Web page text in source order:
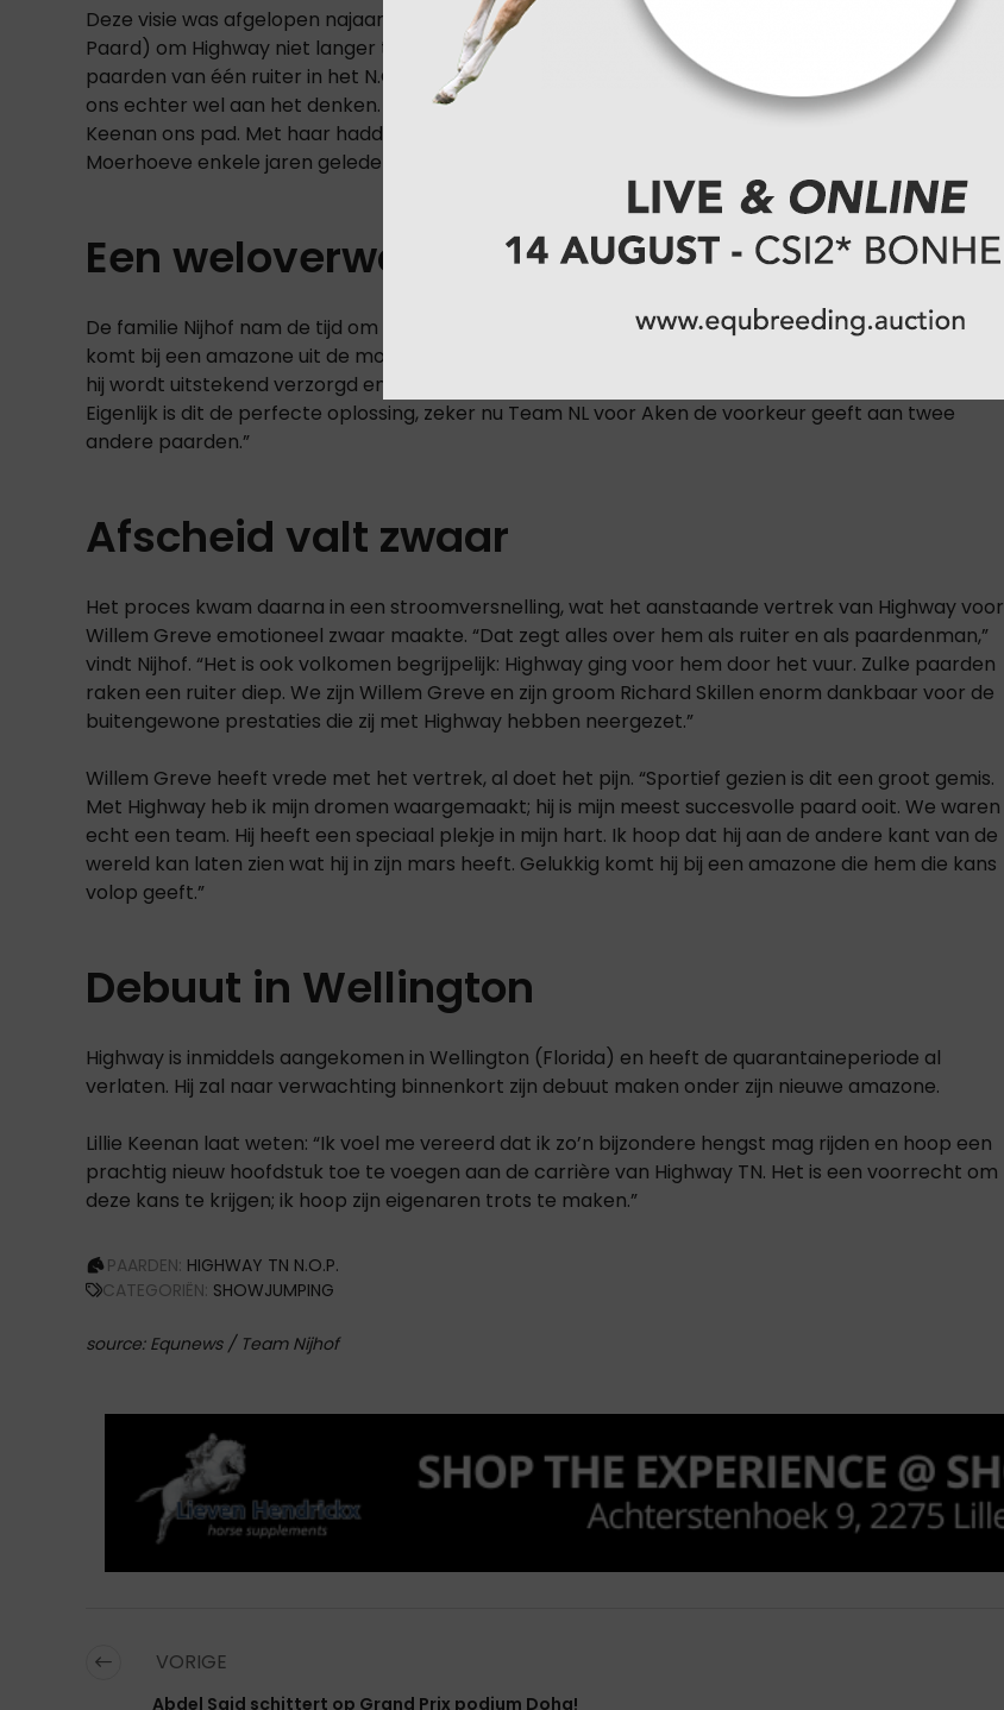
Deze visie was afgelopen najaar ook de reden voor de Stichting N.O.P. (Nederlands Olympiade
Paard) om Highway niet langer te ondersteunen en zijn plek af te staan aan Pretty Woman. “Drie
paarden van één ruiter in het N.O.P.-traject is te veel, dat snappen we,” legt Nijhof uit. “Het zette
ons echter wel aan het denken. Precies op dat moment kruiste de Amerikaanse topamazone Lillie
Keenan ons pad. Met haar hadden we al een uitstekende band sinds de verkoop van Opium JW vd
Moerhoeve enkele jaren geleden.”
Een weloverwogen besluit
De familie Nijhof nam de tijd om de lease-optie te overwegen, maar ging uiteindelijk akkoord. “Hij
komt bij een amazone uit de mondiale top 30 terecht. Hij hoeft daar niet het eerste paard te zijn,
hij wordt uitstekend verzorgd en kan na de leaseperiode snel weer terugkeren voor de fokkerij.
Eigenlijk is dit de perfecte oplossing, zeker nu Team NL voor Aken de voorkeur geeft aan twee
andere paarden.”
Afscheid valt zwaar
Het proces kwam daarna in een stroomversnelling, wat het aanstaande vertrek van Highway voor
Willem Greve emotioneel zwaar maakte. “Dat zegt alles over hem als ruiter en als paardenman,”
vindt Nijhof. “Het is ook volkomen begrijpelijk: Highway ging voor hem door het vuur. Zulke paarden
raken een ruiter diep. We zijn Willem Greve en zijn groom Richard Skillen enorm dankbaar voor de
buitengewone prestaties die zij met Highway hebben neergezet.”
Willem Greve heeft vrede met het vertrek, al doet het pijn. “Sportief gezien is dit een groot gemis.
Met Highway heb ik mijn dromen waargemaakt; hij is mijn meest succesvolle paard ooit. We waren
echt een team. Hij heeft een speciaal plekje in mijn hart. Ik hoop dat hij aan de andere kant van de
wereld kan laten zien wat hij in zijn mars heeft. Gelukkig komt hij bij een amazone die hem die kans
volop geeft.”
Debuut in Wellington
Highway is inmiddels aangekomen in Wellington (Florida) en heeft de quarantaineperiode al
verlaten. Hij zal naar verwachting binnenkort zijn debuut maken onder zijn nieuwe amazone.
Lillie Keenan laat weten: “Ik voel me vereerd dat ik zo’n bijzondere hengst mag rijden en hoop een
prachtig nieuw hoofdstuk toe te voegen aan de carrière van Highway TN. Het is een voorrecht om
deze kans te krijgen; ik hoop zijn eigenaren trots te maken.”
PAARDEN: HIGHWAY TN N.O.P.
CATEGORIËN: SHOWJUMPING
source: Equnews / Team Nijhof
VORIGE
Abdel Said schittert op Grand Prix podium Doha!